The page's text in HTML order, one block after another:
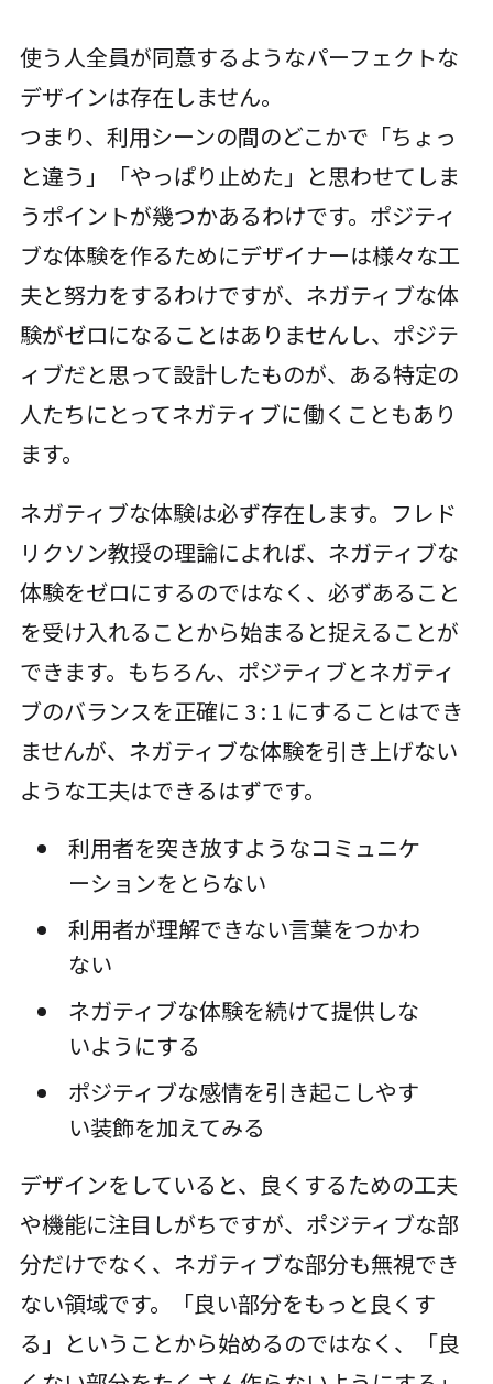
使う人全員が同意するようなパーフェクトな
デザインは存在しません。
つまり、利用シーンの間のどこかで「ちょっ
と違う」「やっぱり止めた」と思わせてしま
うポイントが幾つかあるわけです。ポジティ
ブな体験を作るためにデザイナーは様々な工
夫と努力をするわけですが、ネガティブな体
験がゼロになることはありませんし、ポジテ
ィブだと思って設計したものが、ある特定の
人たちにとってネガティブに働くこともあり
ます。
ネガティブな体験は必ず存在します。フレド
リクソン教授の理論によれば、ネガティブな
体験をゼロにするのではなく、必ずあること
を受け入れることから始まると捉えることが
できます。もちろん、ポジティブとネガティ
ブのバランスを正確に 3 : 1 にすることはでき
ませんが、ネガティブな体験を引き上げない
ような工夫はできるはずです。
利用者を突き放すようなコミュニケ
ーションをとらない
利用者が理解できない言葉をつかわ
ない
ネガティブな体験を続けて提供しな
いようにする
ポジティブな感情を引き起こしやす
い装飾を加えてみる
デザインをしていると、良くするための工夫
や機能に注目しがちですが、ポジティブな部
分だけでなく、ネガティブな部分も無視でき
ない領域です。「良い部分をもっと良くす
る」ということから始めるのではなく、「良